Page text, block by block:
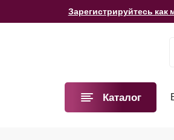
Зарегистрируйтесь как
Мы подготовили для вас
Каталог